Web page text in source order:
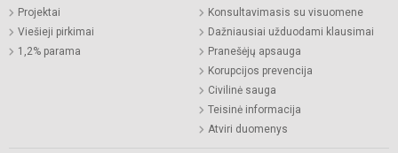
Projektai
Viešieji pirkimai
1,2% parama
Konsultavimasis su visuomene
Dažniausiai užduodami klausimai
Pranešėjų apsauga
Korupcijos prevencija
Civilinė sauga
Teisinė informacija
Atviri duomenys